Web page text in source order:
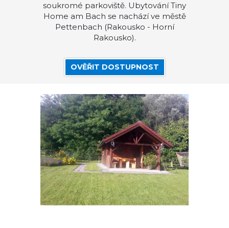
soukromé parkoviště. Ubytování Tiny
Home am Bach se nachází ve městě
Pettenbach (Rakousko - Horní
Rakousko).
OVĚŘIT DOSTUPNOST